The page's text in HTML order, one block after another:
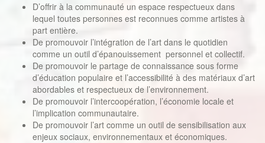
D’offrir à la communauté un espace respectueux dans
lequel toutes personnes est reconnues comme artistes à
part entière.
De promouvoir l’intégration de l’art dans le quotidien
comme un outil d’épanouissement personnel et collectif.
De promouvoir le partage de connaissance sous forme
d’éducation populaire et l’accessibilité à des matériaux d’art
abordables et respectueux de l’environnement.
De promouvoir l’intercoopération, l’économie locale et
l’implication communautaire.
De promouvoir l’art comme un outil de sensibilisation aux
enjeux sociaux, environnementaux et économiques.